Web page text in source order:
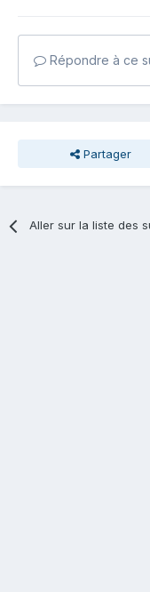
Répondre à ce
Partager
Aller sur la liste des